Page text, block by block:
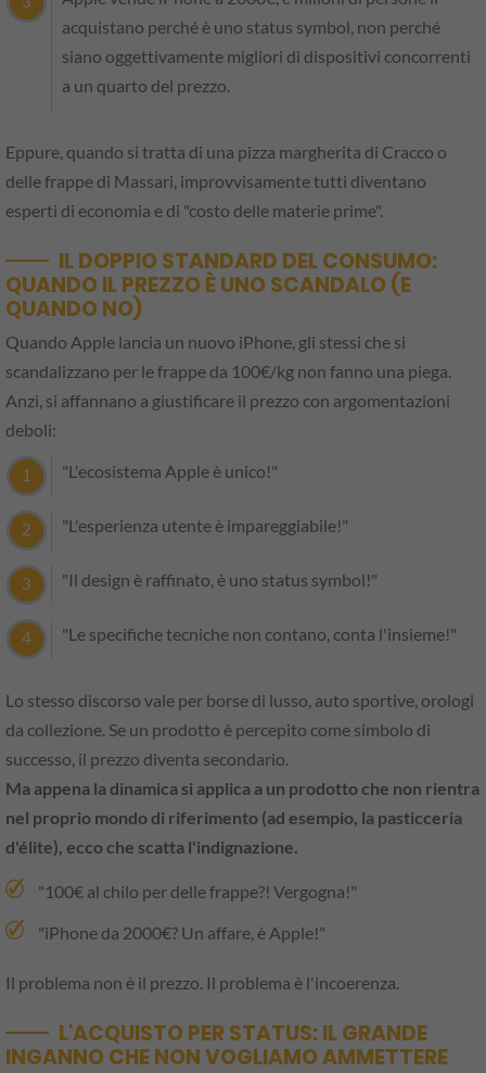
acquistano perché è uno status symbol, non perché
siano oggettivamente migliori di dispositivi concorrenti
a un quarto del prezzo.
Eppure, quando si tratta di una pizza margherita di Cracco o
delle frappe di Massari, improvvisamente tutti diventano
esperti di economia e di "costo delle materie prime".
IL DOPPIO STANDARD DEL CONSUMO:
QUANDO IL PREZZO È UNO SCANDALO (E
QUANDO NO)
Quando Apple lancia un nuovo iPhone, gli stessi che si
scandalizzano per le frappe da 100€/kg non fanno una piega.
Anzi, si affannano a giustificare il prezzo con argomentazioni
deboli:
"L'ecosistema Apple è unico!"
"L'esperienza utente è impareggiabile!"
"Il design è raffinato, è uno status symbol!"
"Le specifiche tecniche non contano, conta l'insieme!"
Lo stesso discorso vale per borse di lusso, auto sportive, orologi
da collezione. Se un prodotto è percepito come simbolo di
successo, il prezzo diventa secondario.
Ma appena la dinamica si applica a un prodotto che non rientra
nel proprio mondo di riferimento (ad esempio, la pasticceria
d'élite), ecco che scatta l'indignazione.
"100€ al chilo per delle frappe?! Vergogna!"
"iPhone da 2000€? Un affare, è Apple!"
Il problema non è il prezzo. Il problema è l'incoerenza.
L'ACQUISTO PER STATUS: IL GRANDE
INGANNO CHE NON VOGLIAMO AMMETTERE